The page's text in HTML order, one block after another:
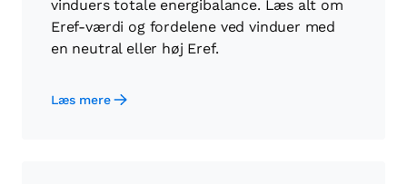
vinduers totale energibalance. Læs alt om
Eref-værdi og fordelene ved vinduer med
en neutral eller høj Eref.
Læs mere